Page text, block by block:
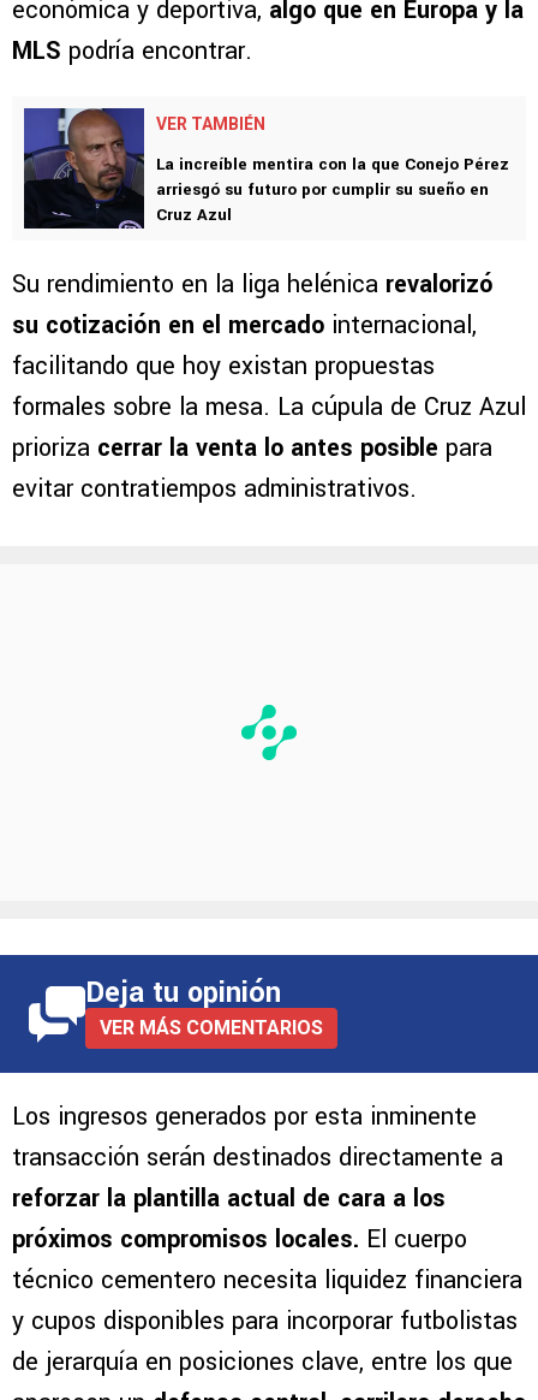
económica y deportiva, algo que en Europa y la
MLS podría encontrar.
VER TAMBIÉN
La increíble mentira con la que Conejo Pérez
arriesgó su futuro por cumplir su sueño en
Cruz Azul
Su rendimiento en la liga helénica revalorizó
su cotización en el mercado internacional,
facilitando que hoy existan propuestas
formales sobre la mesa. La cúpula de Cruz Azul
prioriza cerrar la venta lo antes posible para
evitar contratiempos administrativos.
Deja tu opinión
VER MÁS COMENTARIOS
Los ingresos generados por esta inminente
transacción serán destinados directamente a
reforzar la plantilla actual de cara a los
próximos compromisos locales. El cuerpo
técnico cementero necesita liquidez financiera
y cupos disponibles para incorporar futbolistas
de jerarquía en posiciones clave, entre los que